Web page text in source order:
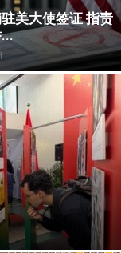
美大使签证 指责